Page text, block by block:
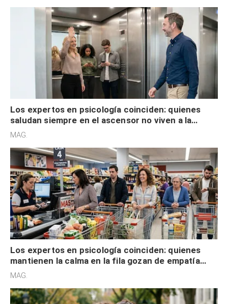
Los expertos en psicología coinciden: quienes
saludan siempre en el ascensor no viven a la
defensiva y tienen apertura social
MAG.
Los expertos en psicología coinciden: quienes
mantienen la calma en la fila gozan de empatía
cognitiva, gratitud y no solo tienen autocontrol
MAG.